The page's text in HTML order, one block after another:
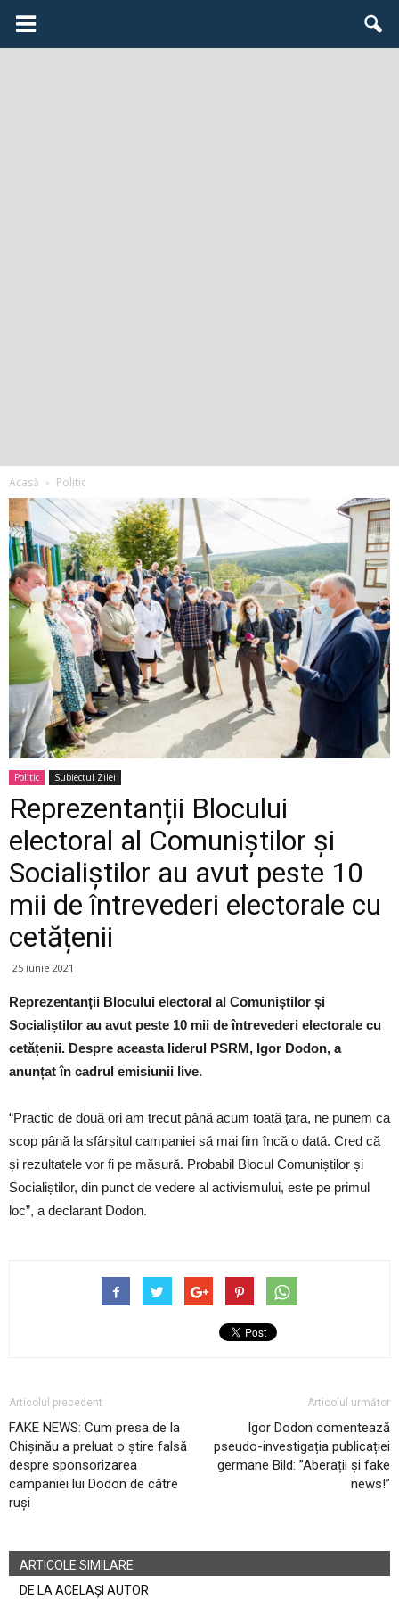
Acasă Politic
Politic Subiectul Zilei
Reprezentanții Blocului
electoral al Comuniștilor și
Socialiștilor au avut peste 10
mii de întrevederi electorale cu
cetățenii
25 iunie 2021
Reprezentanții Blocului electoral al Comuniștilor și
Socialiștilor au avut peste 10 mii de întrevederi electorale cu
cetățenii. Despre aceasta liderul PSRM, Igor Dodon, a
anunțat în cadrul emisiunii live.
“Practic de două ori am trecut până acum toată țara, ne punem ca
scop până la sfârșitul campaniei să mai fim încă o dată. Cred că
și rezultatele vor fi pe măsură. Probabil Blocul Comuniștilor și
Socialiștilor, din punct de vedere al activismului, este pe primul
loc”, a declarant Dodon.
Articolul precedent
FAKE NEWS: Cum presa de la
Chișinău a preluat o știre falsă
despre sponsorizarea
campaniei lui Dodon de către
ruși
Articolul următor
Igor Dodon comentează
pseudo-investigația publicației
germane Bild: ”Aberații și fake
news!”
ARTICOLE SIMILARE
DE LA ACELAȘI AUTOR